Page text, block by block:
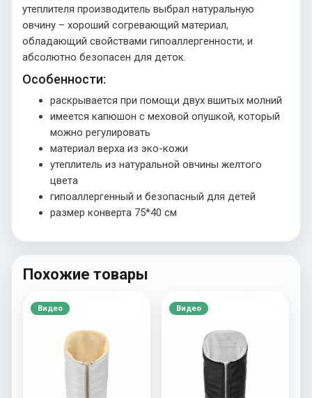
утеплителя производитель выбрал натуральную
овчину – хороший согревающий материал,
обладающий свойствами гипоаллергенности, и
абсолютно безопасен для деток.
Особенности:
раскрывается при помощи двух вшитых молний
имеется капюшон с меховой опушкой, который
можно регулировать
материал верха из эко-кожи
утеплитель из натуральной овчины желтого
цвета
гипоаллергенный и безопасный для детей
размер конверта 75*40 см
Похожие товары
Видео Видео